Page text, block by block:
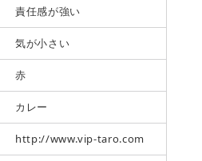
責任感が強い
気が小さい
赤
カレー
http://www.vip-taro.com